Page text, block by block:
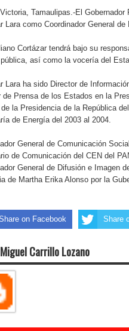
Tamaulipas.-El
Lara como Coordinador General
Cortázar tendrá bajo su
así como la vocería del
Lara ha sido Director de
de Prensa de los Estados en la
la Presidencia de la República
de Energía del 2003 al 2004.
General de Comunicación
de Comunicación del CEN del
General de Difusión e Imagen
de Martha Erika Alonso por la
on Facebook Share
Carrillo Lozano